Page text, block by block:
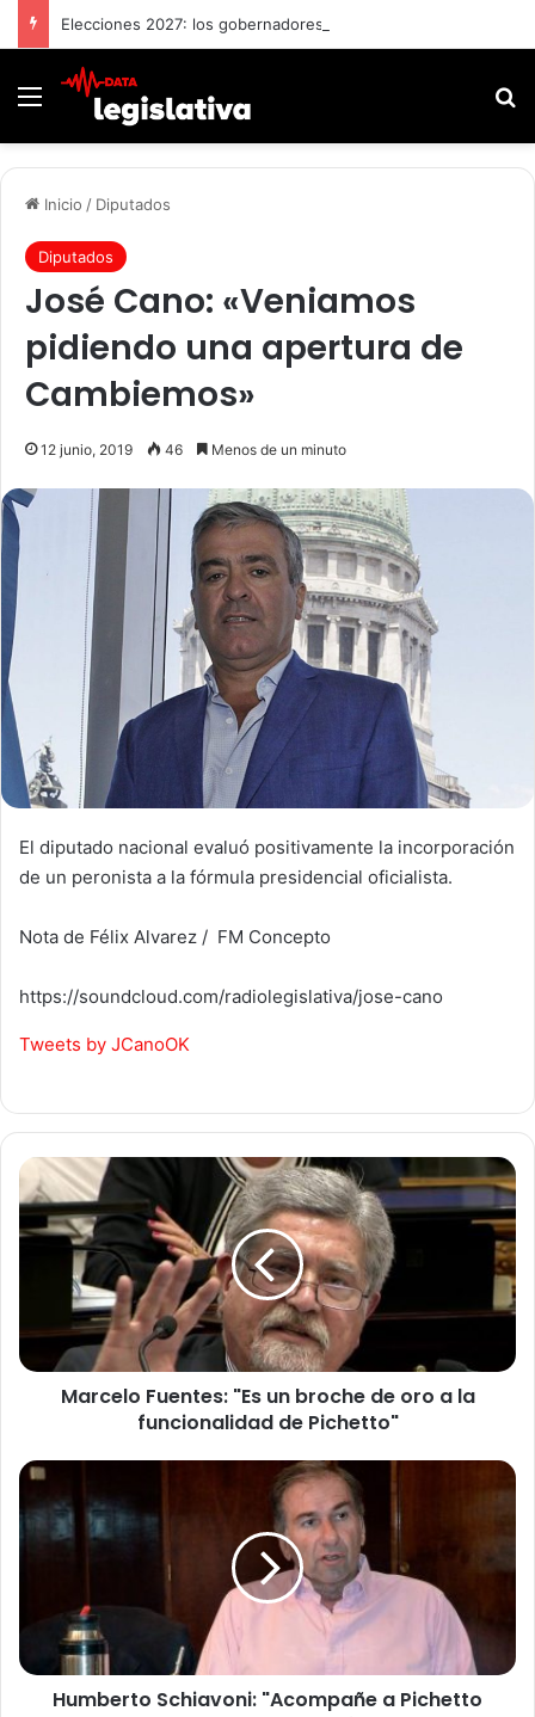
Menú
Inicio / Diputados
Diputados
José Cano: «Veniamos
pidiendo una apertura de
Cambiemos»
12 junio, 2019 46 Menos de un minuto
El diputado nacional evaluó positivamente la incorporación
de un peronista a la fórmula presidencial oficialista.
Nota de Félix Alvarez / FM Concepto
https://soundcloud.com/radiolegislativa/jose-cano
Tweets by JCanoOK
Marcelo
Fuentes:
"Es
un
a
la
funcionalidad
Marcelo Fuentes: "Es un broche de oro a la
funcionalidad de Pichetto"
Humberto
Schiavoni:
"Acompañe
muestra
compromiso
Humberto Schiavoni: "Acompañe a Pichetto